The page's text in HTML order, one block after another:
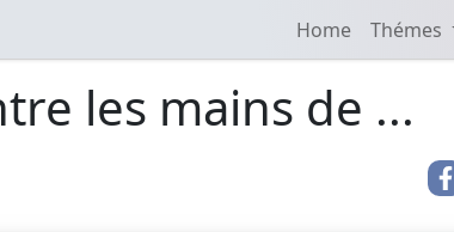
Home Thémes
les mains de ...